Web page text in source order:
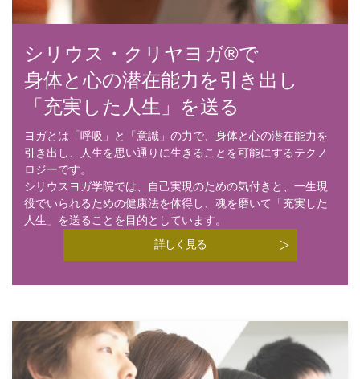
シリウス・クリヤヨガ®で
身体と心の潜在能力を引き出し
「充実した人生」を送る
ヨガとは「呼吸」と「意識」の力で、身体と心の潜在能力を
引き出し、人生を思い通りに生きることを可能にするテクノ
ロジーです。
シリウスヨガ学院では、自己実現のための気付きと、一生現
役でいられるための健康法を体得し、魂を磨いて「充実した
人生」を送ることを目的としています。
詳しく見る